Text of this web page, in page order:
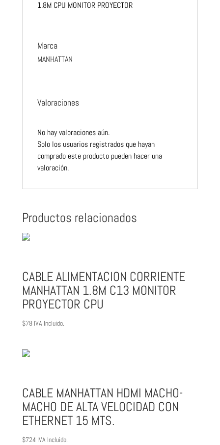
1.8M CPU MONITOR PROYECTOR
Marca
MANHATTAN
Valoraciones
No hay valoraciones aún.
Solo los usuarios registrados que hayan
comprado este producto pueden hacer una
valoración.
Productos relacionados
CABLE ALIMENTACION CORRIENTE
MANHATTAN 1.8M C13 MONITOR
PROYECTOR CPU
$78 IVA Incluido.
CABLE MANHATTAN HDMI MACHO-
MACHO DE ALTA VELOCIDAD CON
ETHERNET 15 MTS.
$724 IVA Incluido.